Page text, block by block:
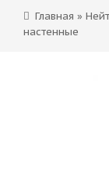
Главная »
настенные